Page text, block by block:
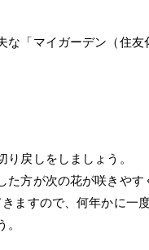
な「マイガーデン（住
戻しをしましょう。
方が次の花が咲きやす
ますので、何年かに一